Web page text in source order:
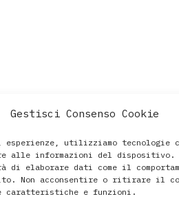
Gestisci Consenso Cookie
utilizziamo tecnologie
alle informazioni del dispositivo.
di elaborare dati come il
Non acconsentire o ritirare il
caratteristiche e funzioni.